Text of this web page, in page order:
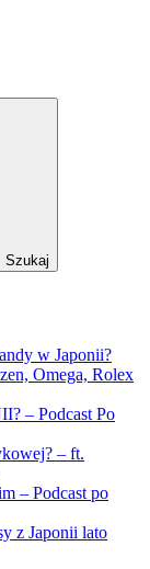
Szukaj
w Japonii?
Omega, Rolex
– Podcast Po
– ft.
– Podcast po
z Japonii lato